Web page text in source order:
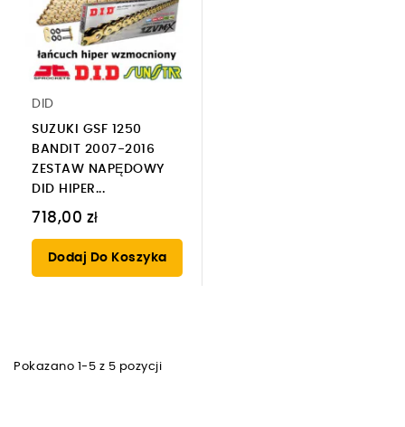
DID
SUZUKI GSF 1250
BANDIT 2007-2016
ZESTAW NAPĘDOWY
DID HIPER...
718,00 zł
Dodaj Do Koszyka
Pokazano 1-5 z 5 pozycji